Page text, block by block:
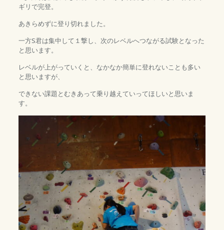
ギリで完登。
あきらめずに登り切れました。
一方S君は集中して１撃し、次のレベルへつながる試験となった
と思います。
レベルが上がっていくと、なかなか簡単に登れないことも多い
と思いますが、
できない課題とむきあって乗り越えていってほしいと思いま
す。